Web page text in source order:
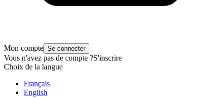
Mon compte Se connecter
Vous n'avez pas de compte ?S'inscrire
Choix de la langue
Français
English